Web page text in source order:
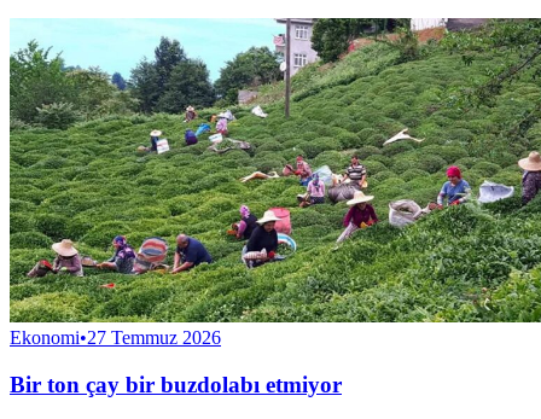
Ekonomi•27 Temmuz 2026
Bir ton çay bir buzdolabı etmiyor